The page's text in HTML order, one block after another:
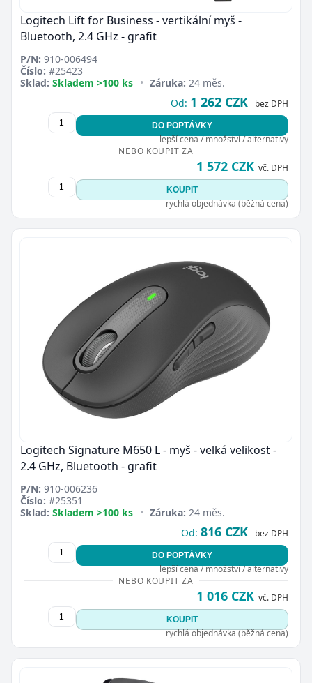
Logitech Lift for Business - vertikální myš -
Bluetooth, 2.4 GHz - grafit
P/N: 910-006494
Číslo: #25423
Sklad: Skladem >100 ks • Záruka: 24 měs.
Od: 1 262 CZK bez DPH
DO POPTÁVKY
lepší cena / množství / alternativy
NEBO KOUPIT ZA
1 572 CZK vč. DPH
KOUPIT
rychlá objednávka (běžná cena)
Logitech Signature M650 L - myš - velká velikost -
2.4 GHz, Bluetooth - grafit
P/N: 910-006236
Číslo: #25351
Sklad: Skladem >100 ks • Záruka: 24 měs.
Od: 816 CZK bez DPH
DO POPTÁVKY
lepší cena / množství / alternativy
NEBO KOUPIT ZA
1 016 CZK vč. DPH
KOUPIT
rychlá objednávka (běžná cena)